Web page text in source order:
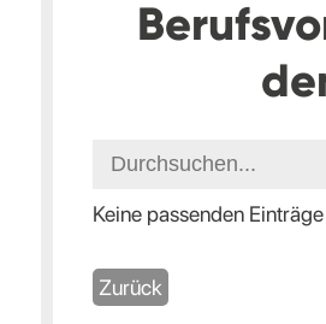
Keine passenden
Zurück